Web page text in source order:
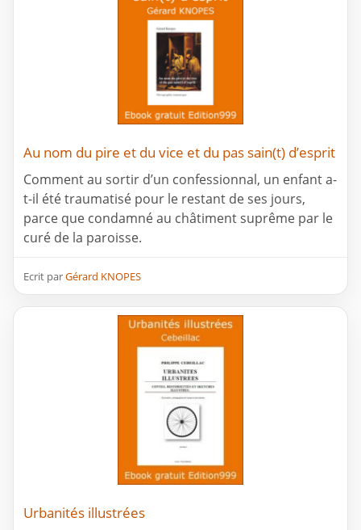
Au nom du pire et du vice et du pas sain(t) d’esprit
Comment au sortir d’un confessionnal, un enfant a-
t-il été traumatisé pour le restant de ses jours,
parce que condamné au châtiment suprême par le
curé de la paroisse.
Ecrit parGérard KNOPES
Urbanités illustrées